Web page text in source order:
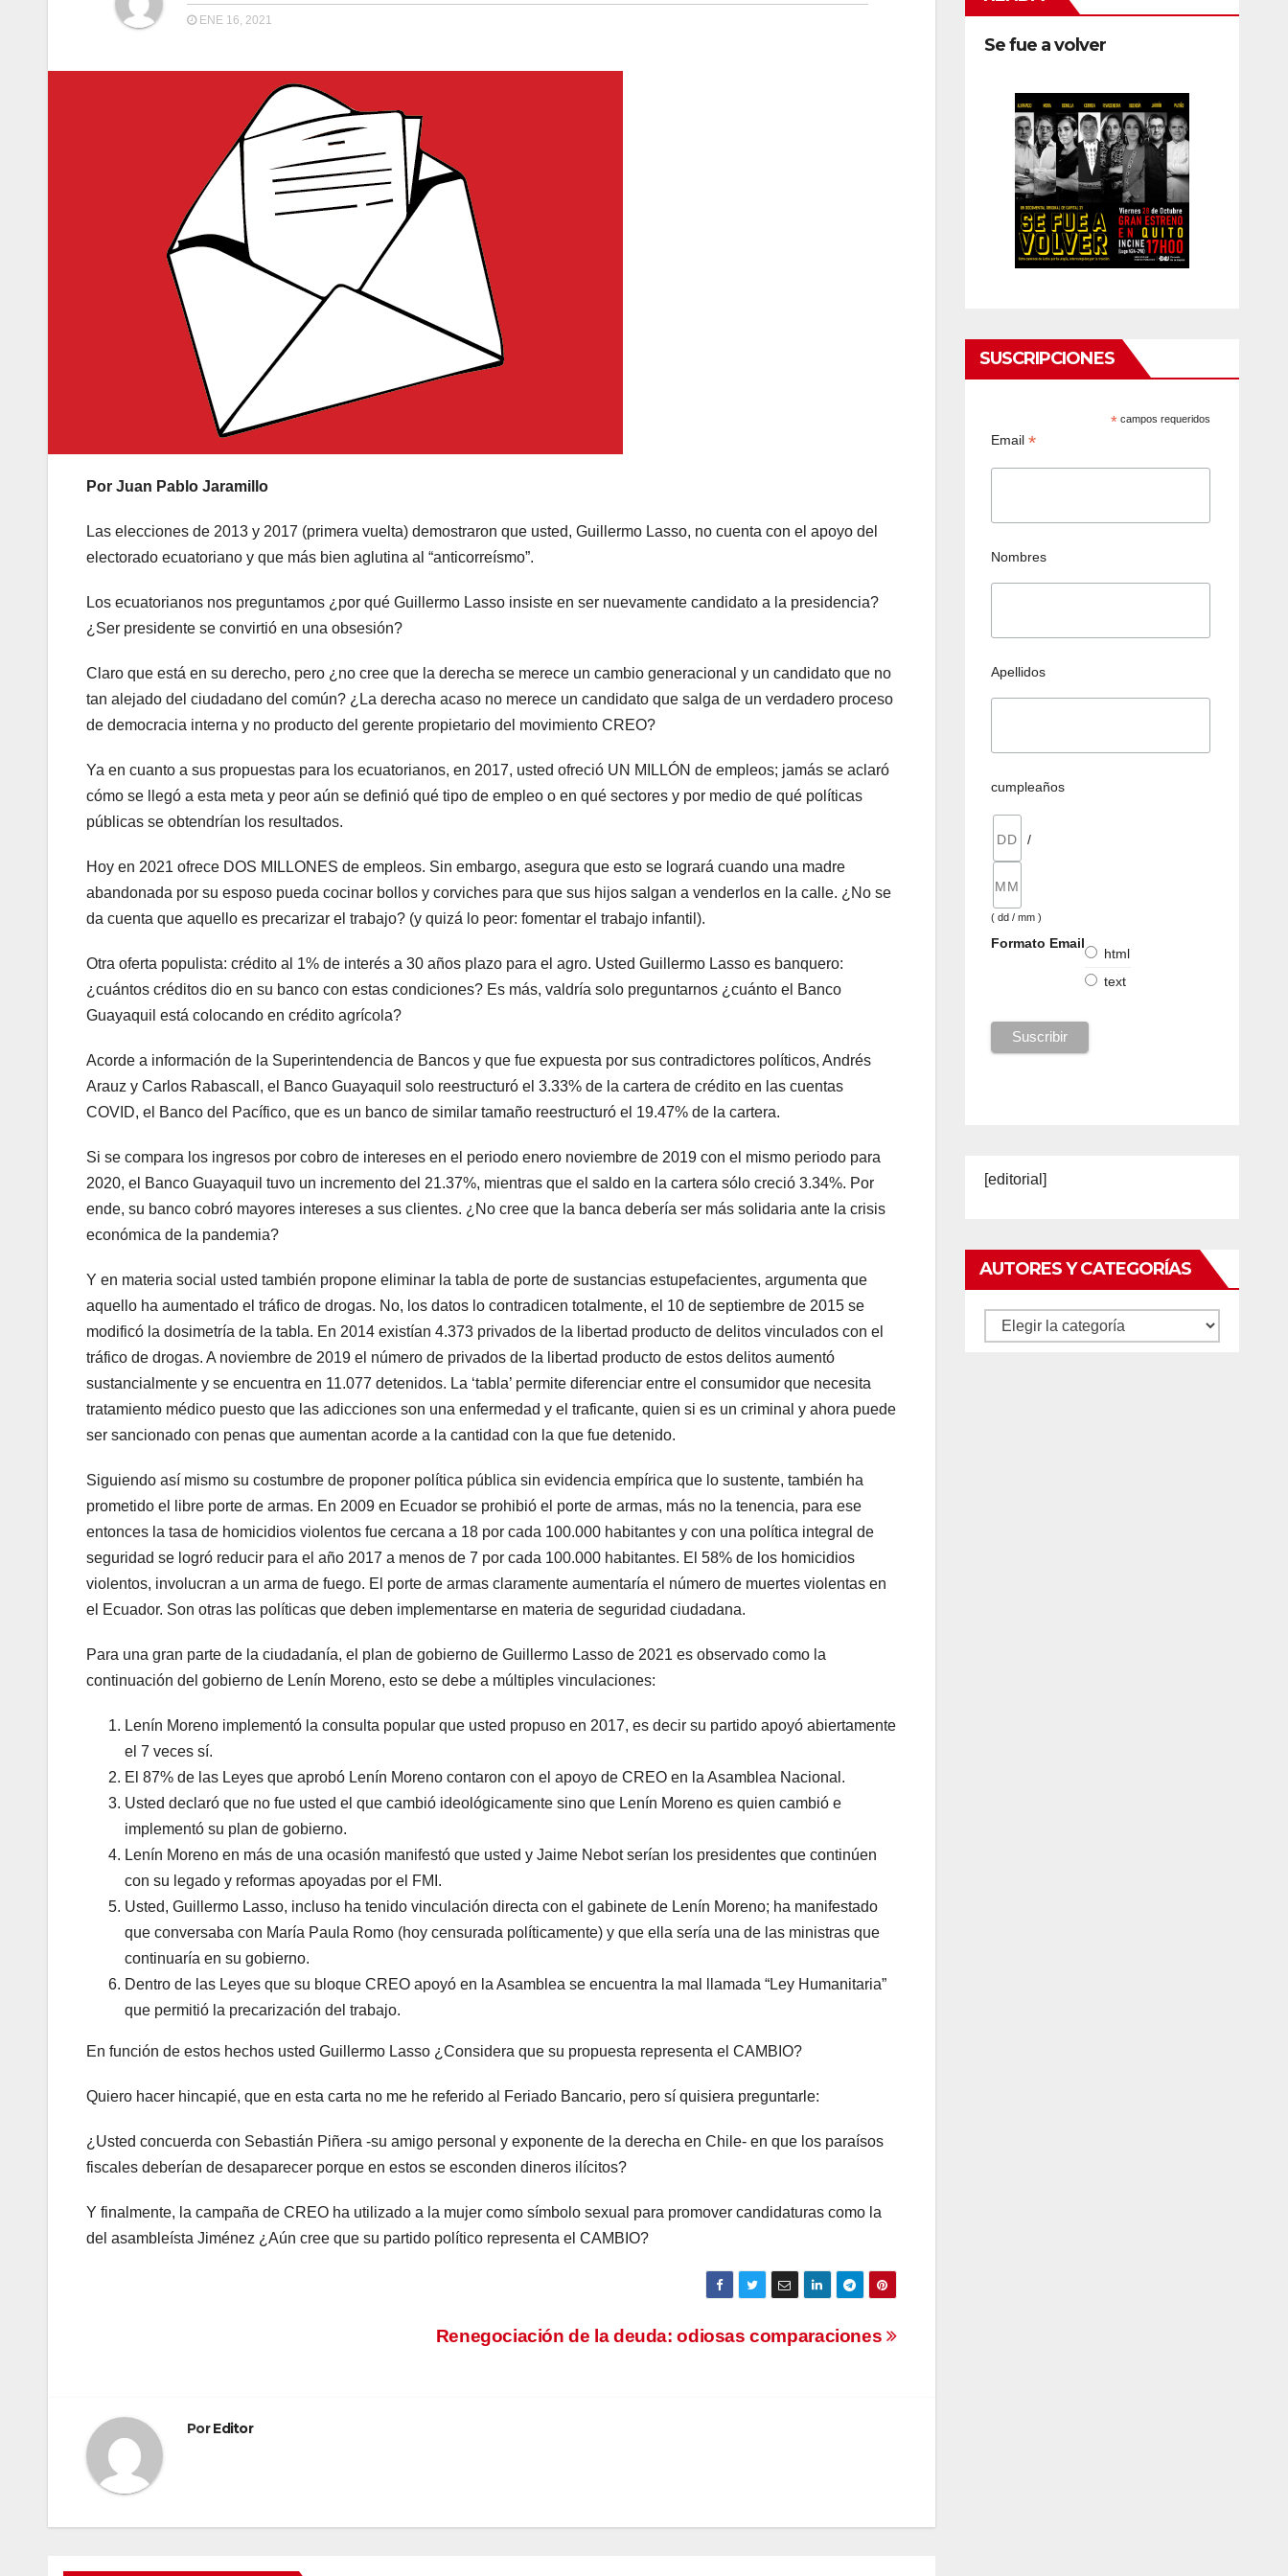
ENE 16, 2021
Por Juan Pablo Jaramillo
Las elecciones de 2013 y 2017 (primera vuelta) demostraron que usted, Guillermo Lasso, no cuenta con el apoyo del
electorado ecuatoriano y que más bien aglutina al “anticorreísmo”.
Los ecuatorianos nos preguntamos ¿por qué Guillermo Lasso insiste en ser nuevamente candidato a la presidencia?
¿Ser presidente se convirtió en una obsesión?
Claro que está en su derecho, pero ¿no cree que la derecha se merece un cambio generacional y un candidato que no
tan alejado del ciudadano del común? ¿La derecha acaso no merece un candidato que salga de un verdadero proceso
de democracia interna y no producto del gerente propietario del movimiento CREO?
Ya en cuanto a sus propuestas para los ecuatorianos, en 2017, usted ofreció UN MILLÓN de empleos; jamás se aclaró
cómo se llegó a esta meta y peor aún se definió qué tipo de empleo o en qué sectores y por medio de qué políticas
públicas se obtendrían los resultados.
Hoy en 2021 ofrece DOS MILLONES de empleos. Sin embargo, asegura que esto se logrará cuando una madre
abandonada por su esposo pueda cocinar bollos y corviches para que sus hijos salgan a venderlos en la calle. ¿No se
da cuenta que aquello es precarizar el trabajo? (y quizá lo peor: fomentar el trabajo infantil).
Otra oferta populista: crédito al 1% de interés a 30 años plazo para el agro. Usted Guillermo Lasso es banquero:
¿cuántos créditos dio en su banco con estas condiciones? Es más, valdría solo preguntarnos ¿cuánto el Banco
Guayaquil está colocando en crédito agrícola?
Acorde a información de la Superintendencia de Bancos y que fue expuesta por sus contradictores políticos, Andrés
Arauz y Carlos Rabascall, el Banco Guayaquil solo reestructuró el 3.33% de la cartera de crédito en las cuentas
COVID, el Banco del Pacífico, que es un banco de similar tamaño reestructuró el 19.47% de la cartera.
Si se compara los ingresos por cobro de intereses en el periodo enero noviembre de 2019 con el mismo periodo para
2020, el Banco Guayaquil tuvo un incremento del 21.37%, mientras que el saldo en la cartera sólo creció 3.34%. Por
ende, su banco cobró mayores intereses a sus clientes. ¿No cree que la banca debería ser más solidaria ante la crisis
económica de la pandemia?
Y en materia social usted también propone eliminar la tabla de porte de sustancias estupefacientes, argumenta que
aquello ha aumentado el tráfico de drogas. No, los datos lo contradicen totalmente, el 10 de septiembre de 2015 se
modificó la dosimetría de la tabla. En 2014 existían 4.373 privados de la libertad producto de delitos vinculados con el
tráfico de drogas. A noviembre de 2019 el número de privados de la libertad producto de estos delitos aumentó
sustancialmente y se encuentra en 11.077 detenidos. La ‘tabla’ permite diferenciar entre el consumidor que necesita
tratamiento médico puesto que las adicciones son una enfermedad y el traficante, quien si es un criminal y ahora puede
ser sancionado con penas que aumentan acorde a la cantidad con la que fue detenido.
Siguiendo así mismo su costumbre de proponer política pública sin evidencia empírica que lo sustente, también ha
prometido el libre porte de armas. En 2009 en Ecuador se prohibió el porte de armas, más no la tenencia, para ese
entonces la tasa de homicidios violentos fue cercana a 18 por cada 100.000 habitantes y con una política integral de
seguridad se logró reducir para el año 2017 a menos de 7 por cada 100.000 habitantes. El 58% de los homicidios
violentos, involucran a un arma de fuego. El porte de armas claramente aumentaría el número de muertes violentas en
el Ecuador. Son otras las políticas que deben implementarse en materia de seguridad ciudadana.
Para una gran parte de la ciudadanía, el plan de gobierno de Guillermo Lasso de 2021 es observado como la
continuación del gobierno de Lenín Moreno, esto se debe a múltiples vinculaciones:
Lenín Moreno implementó la consulta popular que usted propuso en 2017, es decir su partido apoyó abiertamente
el 7 veces sí.
El 87% de las Leyes que aprobó Lenín Moreno contaron con el apoyo de CREO en la Asamblea Nacional.
Usted declaró que no fue usted el que cambió ideológicamente sino que Lenín Moreno es quien cambió e
implementó su plan de gobierno.
Lenín Moreno en más de una ocasión manifestó que usted y Jaime Nebot serían los presidentes que continúen
con su legado y reformas apoyadas por el FMI.
Usted, Guillermo Lasso, incluso ha tenido vinculación directa con el gabinete de Lenín Moreno; ha manifestado
que conversaba con María Paula Romo (hoy censurada políticamente) y que ella sería una de las ministras que
continuaría en su gobierno.
Dentro de las Leyes que su bloque CREO apoyó en la Asamblea se encuentra la mal llamada “Ley Humanitaria”
que permitió la precarización del trabajo.
En función de estos hechos usted Guillermo Lasso ¿Considera que su propuesta representa el CAMBIO?
Quiero hacer hincapié, que en esta carta no me he referido al Feriado Bancario, pero sí quisiera preguntarle:
¿Usted concuerda con Sebastián Piñera -su amigo personal y exponente de la derecha en Chile- en que los paraísos
fiscales deberían de desaparecer porque en estos se esconden dineros ilícitos?
Y finalmente, la campaña de CREO ha utilizado a la mujer como símbolo sexual para promover candidaturas como la
del asambleísta Jiménez ¿Aún cree que su partido político representa el CAMBIO?
entradas
Renegociación de la deuda: odiosas comparaciones
PorEditor
Se fue a volver
SUSCRIPCIONES
* campos requeridos
Email *
Nombres
Apellidos
cumpleaños
/
( dd / mm )
Formato Email
html
text
[editorial]
AUTORES Y CATEGORÍAS
Autores